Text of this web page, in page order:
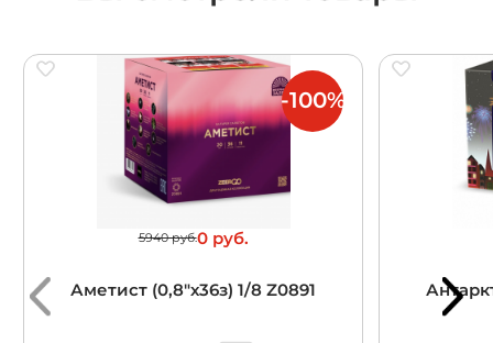
5940 руб.0 руб.
Аметист (0,8"х36з) 1/8 Z0891
-100%